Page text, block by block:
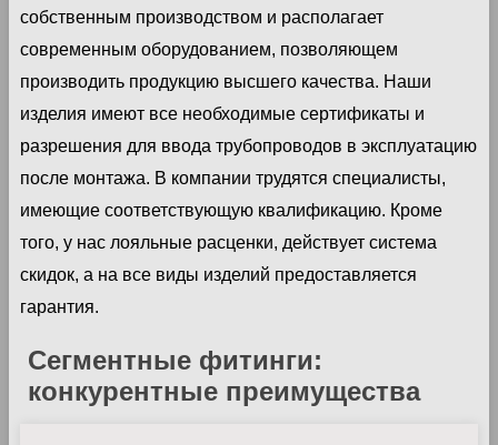
собственным производством и располагает
современным оборудованием, позволяющем
производить продукцию высшего качества. Наши
изделия имеют все необходимые сертификаты и
разрешения для ввода трубопроводов в эксплуатацию
после монтажа. В компании трудятся специалисты,
имеющие соответствующую квалификацию. Кроме
того, у нас лояльные расценки, действует система
скидок, а на все виды изделий предоставляется
гарантия.
Сегментные фитинги:
конкурентные преимущества